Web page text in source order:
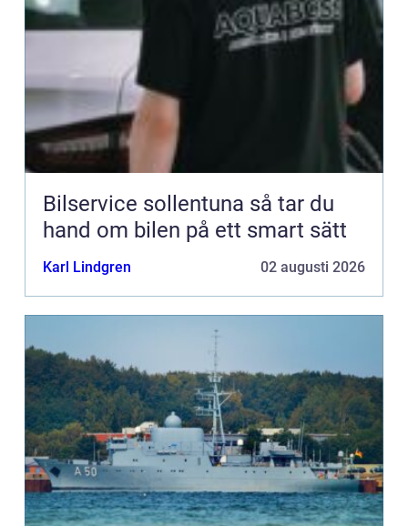
Bilservice sollentuna så tar du
hand om bilen på ett smart sätt
Karl Lindgren 02 augusti 2026